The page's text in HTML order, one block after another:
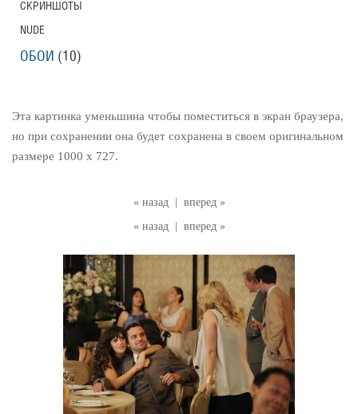
« назад
вперед »
« назад
вперед »
Эта картинка уменьшина чтобы поместиться в экран браузера,
но при сохранении она будет сохранена в своем оригинальном
размере 1000 x 727.
СКРИНШОТЫ
NUDE
ОБОИ (10)